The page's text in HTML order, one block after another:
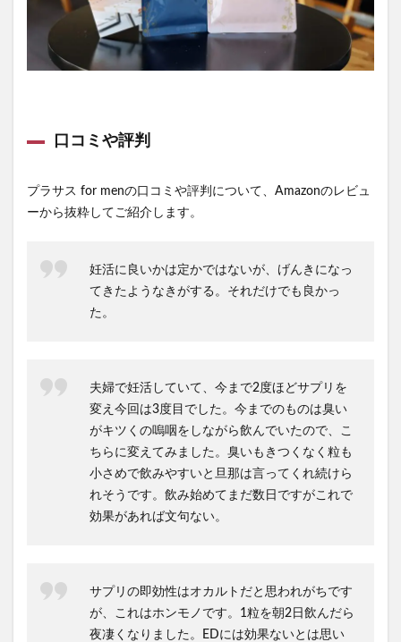
口コミや評判
プラサス for menの口コミや評判について、Amazonのレビュ
ーから抜粋してご紹介します。
妊活に良いかは定かではないが、げんきになっ
てきたようなきがする。それだけでも良かっ
た。
夫婦で妊活していて、今まで2度ほどサプリを
変え今回は3度目でした。今までのものは臭い
がキツくの嗚咽をしながら飲んでいたので、こ
ちらに変えてみました。臭いもきつくなく粒も
小さめで飲みやすいと旦那は言ってくれ続けら
れそうです。飲み始めてまだ数日ですがこれで
効果があれば文句ない。
サプリの即効性はオカルトだと思われがちです
が、これはホンモノです。1粒を朝2日飲んだら
夜凄くなりました。EDには効果ないとは思い